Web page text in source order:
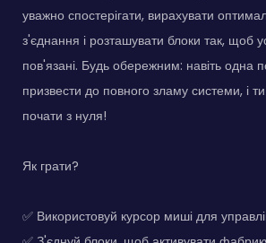
уважно спостерігати, вирахувати
з'єднання і розташувати блоки так, щоб
пов'язані. Будь обережним: навіть одна
призвести до повного зламу системи, і
почати з нуля!
Як грати?
✅ Використовуй курсор миші для